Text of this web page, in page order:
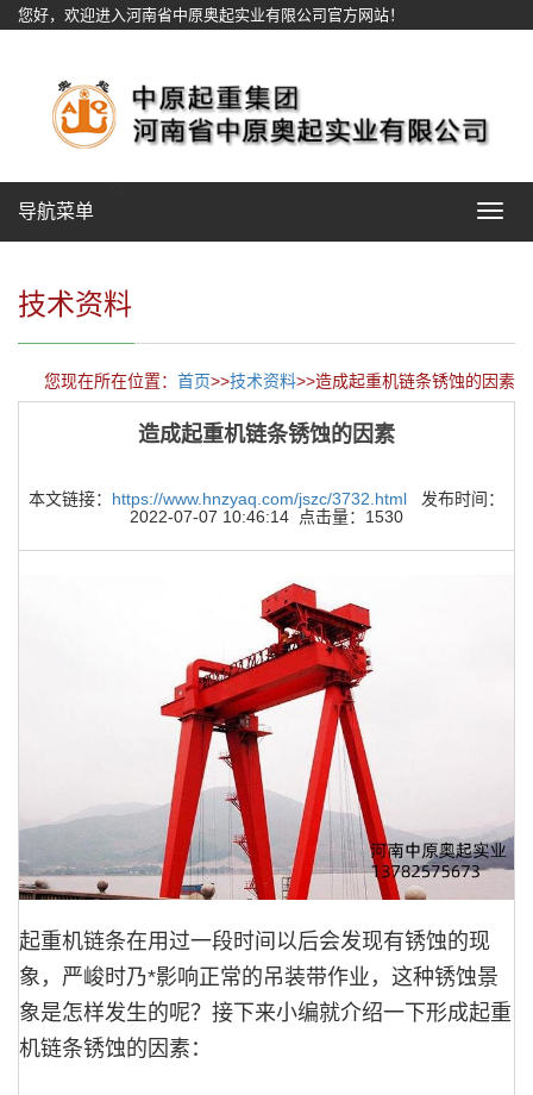
您好，欢迎进入河南省中原奥起实业有限公司官方网站！
Toggle
导航菜单
技术资料
您现在所在位置： 首页>>技术资料>>造成起重机链条锈蚀的因素
造成起重机链条锈蚀的因素
本文链接： https://www.hnzyaq.com/jszc/3732.html 发布时间：
2022-07-07 10:46:14 点击量：1530
起重机链条在用过一段时间以后会发现有锈蚀的现
象，严峻时乃*影响正常的吊装带作业，这种锈蚀景
象是怎样发生的呢？接下来小编就介绍一下形成起重
机链条锈蚀的因素：